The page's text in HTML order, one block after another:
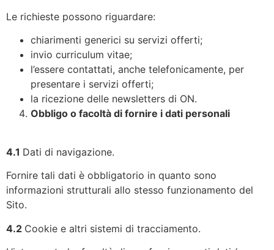
Le richieste possono riguardare:
chiarimenti generici su servizi offerti;
invio curriculum vitae;
l’essere contattati, anche telefonicamente, per
presentare i servizi offerti;
la ricezione delle newsletters di ON.
Obbligo o facoltà di fornire i dati personali
4.1 Dati di navigazione.
Fornire tali dati è obbligatorio in quanto sono
informazioni strutturali allo stesso funzionamento del
Sito.
4.2 Cookie e altri sistemi di tracciamento.